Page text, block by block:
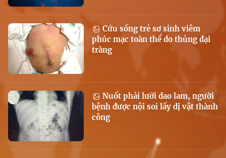
Cứu sống trẻ sơ sinh viêm
phúc mạc toàn thể do thủng đại
tràng
Nuốt phải lưỡi dao lam, người
bệnh được nội soi lấy dị vật thành
công